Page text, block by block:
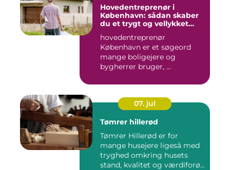
Hovedentreprenør i
København: sådan skaber
du et trygt og vellykket
hovedentreprenør
København er et søgeord
mange boligejere og
bygherrer bruger, ...
07. jul
Tømrer hillerød
Tømrer Hillerød er for
mange husejere ligeså med
tryghed omkring husets
stand, kvalitet og værdiforø...